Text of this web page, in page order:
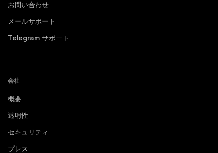
お問い合わせ
メールサポート
Telegram サポート
会社
概要
透明性
セキュリティ
プレス